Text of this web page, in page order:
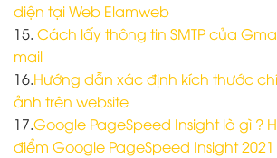
diện tại Web Elamweb
15. Cách lấy thông tin SMTP của
mail
16.Hướng dẫn xác định kích thước
ảnh trên website
17.Google PageSpeed Insight là gì ?
điểm Google PageSpeed Insight 2021